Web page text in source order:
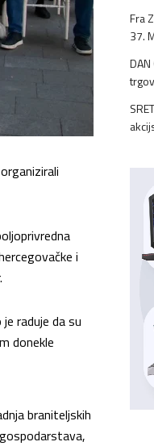
i
raduje da su
donekle
braniteljskih
Fra
37.
DAN